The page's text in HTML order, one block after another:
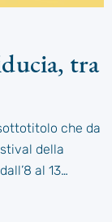
tra
che da
della
al 13…